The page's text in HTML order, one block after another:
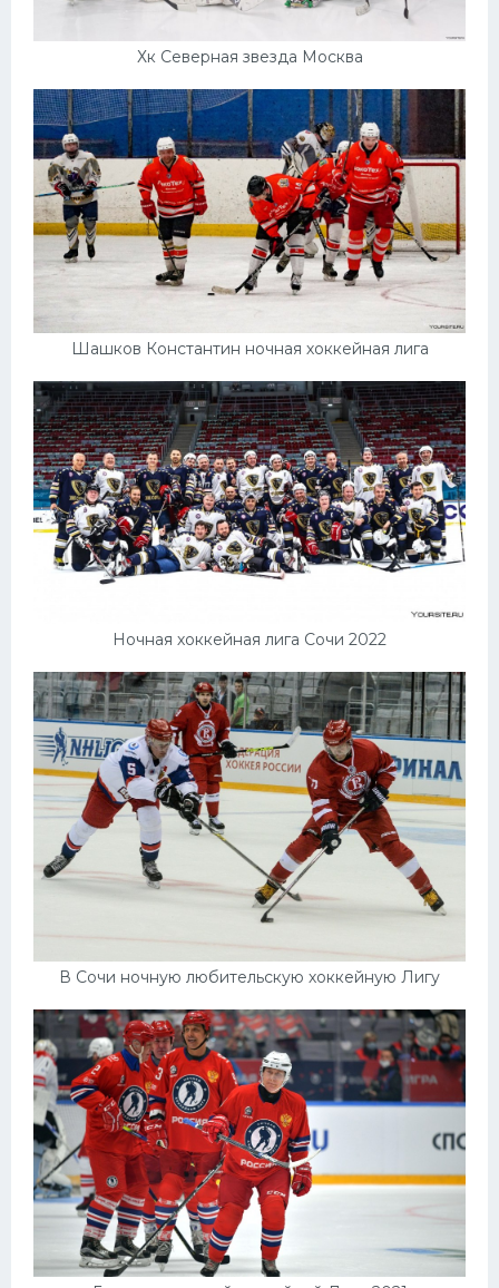
Хк Северная звезда Москва
Шашков Константин ночная хоккейная лига
Ночная хоккейная лига Сочи 2022
В Сочи ночную любительскую хоккейную Лигу